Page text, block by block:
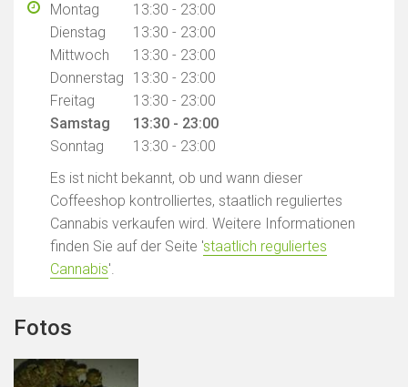
Montag
13:30 - 23:00
Dienstag
13:30 - 23:00
Mittwoch
13:30 - 23:00
Donnerstag
13:30 - 23:00
Freitag
13:30 - 23:00
Samstag
13:30 - 23:00
Sonntag
13:30 - 23:00
Es ist nicht bekannt, ob und wann dieser
Coffeeshop kontrolliertes, staatlich reguliertes
Cannabis verkaufen wird. Weitere Informationen
finden Sie auf der Seite 'staatlich reguliertes
Cannabis'.
Fotos